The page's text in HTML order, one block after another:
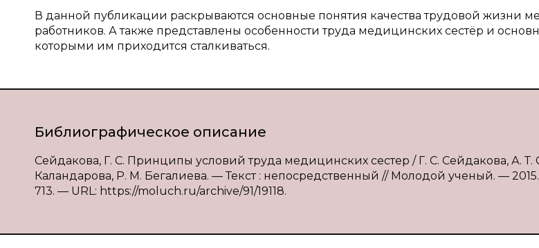
В данной публикации раскрываются основные понятия качества трудовой жизни
работников. А также представлены особенности труда медицинских сестёр и
которыми им приходится сталкиваться.
Библиографическое описание
Сейдакова, Г. С. Принципы условий труда медицинских сестер / Г. С. Сейдакова, А. Т.
Каландарова, Р. М. Бегалиева. — Текст : непосредственный // Молодой ученый. —
713. — URL: https://moluch.ru/archive/91/19118.